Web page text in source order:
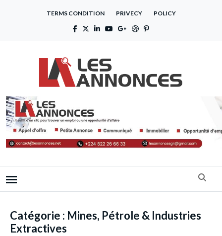
TERMS CONDITION PRIVECY POLICY
Catégorie : Mines, Pétrole & Industries
Extractives